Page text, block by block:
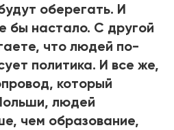
оберегать. И
бы настало. С другой
что людей по-
политика. И все же,
который
людей
чем образование,